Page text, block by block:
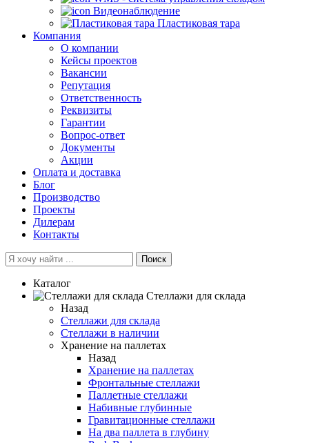
Видеонаблюдение
Пластиковая тара
Компания
О компании
Кейсы проектов
Вакансии
Репутация
Ответственность
Реквизиты
Гарантии
Вопрос-ответ
Документы
Акции
Оплата и доставка
Блог
Производство
Проекты
Дилерам
Контакты
Поиск
Каталог
Cтеллажи для склада
Назад
Cтеллажи для склада
Стеллажи в наличии
Хранение на паллетах
Назад
Хранение на паллетах
Фронтальные стеллажи
Паллетные стеллажи
Набивные глубинные
Гравитационные стеллажи
На два паллета в глубину